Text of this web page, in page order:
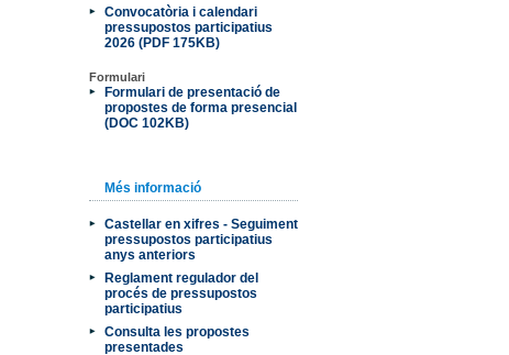
Convocatòria i calendari
pressupostos participatius
2026 (PDF 175KB)
Formulari
Formulari de presentació de
propostes de forma presencial
(DOC 102KB)
Més informació
Castellar en xifres - Seguiment
pressupostos participatius
anys anteriors
Reglament regulador del
procés de pressupostos
participatius
Consulta les propostes
presentades